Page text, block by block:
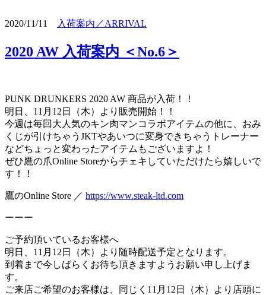
2020/11/11 入荷案内／ARRIVAL
2020 AW 入荷案内 ＜No.6＞
PUNK DRUNKERS 2020 AW 商品が入荷！！
明日、11月12日（木）より販売開始！！
今週は毎回大人気のキン肉マンコラボアイテムの他に、おみ
くじが引けちゃうJKTやあいつに変身できちゃうトレーナー
などちょっと変わったアイテムもございますよ！
ぜひ鷹の爪Online Storeからチェキしていただけたら嬉しいで
す！！
鷹のOnline Store ／ https://www.steak-ltd.com
ーーー
ご予約頂いているお客様へ
明日、11月12日（木）より随時配送予定となります。
到着まで今しばらくお待ち頂きますようお願い申し上げま
す。
ご来店ご希望のお客様は、同じく11月12日（木）より店頭に